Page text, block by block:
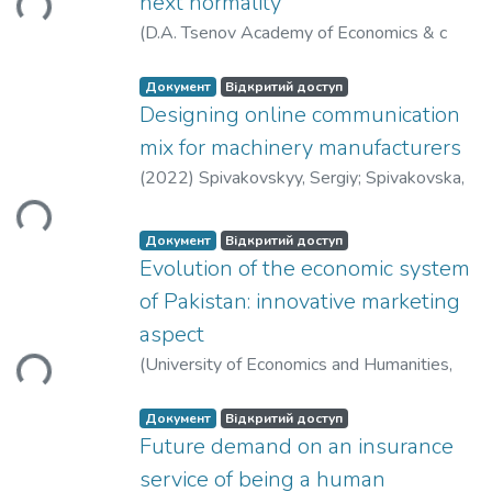
(D.A. Tsenov Academy of Economics & с
Menkova, K. I.;Zozul'ov, O. V.
Документ Відкритий доступ
Designing online communication
mix for machinery manufacturers
(2022) Spivakovskyy, Sergiy; Spivakovska,
Документ Відкритий доступ
Evolution of the economic system
of Pakistan: innovative marketing
aspect
(University of Economics and Humanities,
Muhammad Usama;Yudina, Nataliya
Документ Відкритий доступ
Future demand on an insurance
service of being a human